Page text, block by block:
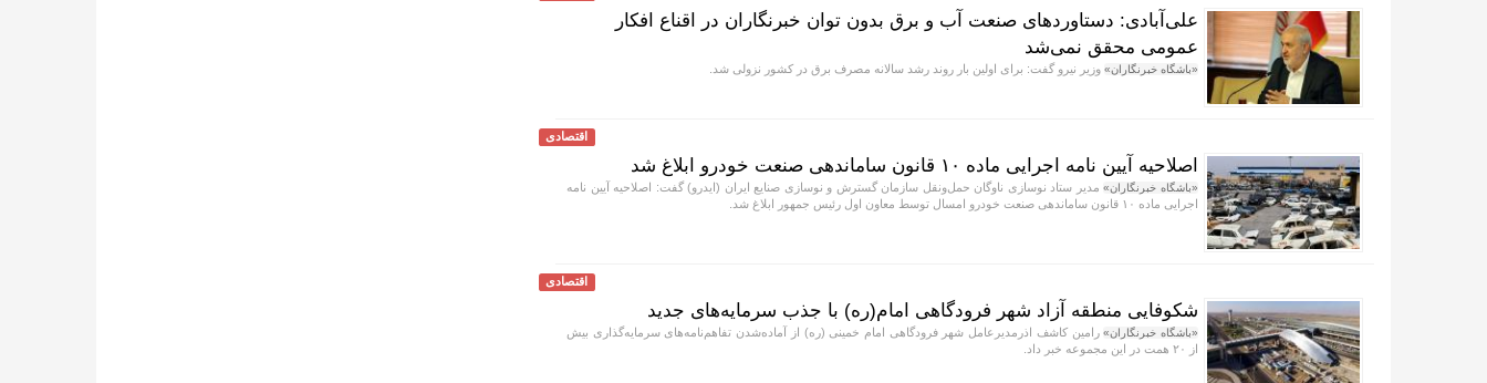
علی‌آبادی: دستاورد‌های صنعت آب و برق بدون توان خبرنگاران در اقناع افکار
عمومی محقق نمی‌شد
«باشگاه خبرنگاران» وزیر نیرو گفت: برای اولین بار روند رشد سالانه مصرف برق در کشور نزولی شد.
اقتصادی
اصلاحیه آیین نامه اجرایی ماده ۱۰ قانون ساماندهی صنعت خودرو ابلاغ شد
«باشگاه خبرنگاران»مدیر ستاد نوسازی ناوگان حمل‌ونقل سازمان گسترش و نوسازی صنایع ایران (ایدرو) گفت: اصلاحیه آیین نامه
اجرایی ماده ۱۰ قانون ساماندهی صنعت خودرو امسال توسط معاون اول رئیس جمهور ابلاغ شد.
اقتصادی
شکوفایی منطقه آزاد شهر فرودگاهی امام(ره) با جذب سرمایه‌های جدید
«باشگاه خبرنگاران»رامین کاشف اذرمدیرعامل شهر فرودگاهی امام خمینی (ره) از آماده‌شدن تفاهم‌نامه‌های سرمایه‌گذاری بیش
از ۲۰ همت در این مجموعه خبر داد.